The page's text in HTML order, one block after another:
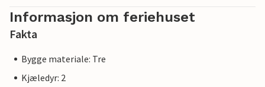
Informasjon om feriehuset
Fakta
Bygge materiale: Tre
Kjæledyr: 2